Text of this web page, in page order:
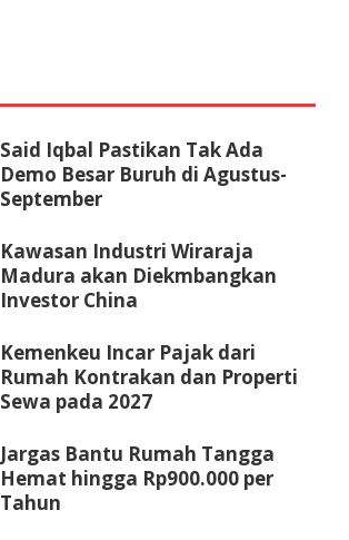
Said Iqbal Pastikan Tak Ada
Demo Besar Buruh di Agustus-
September
Kawasan Industri Wiraraja
Madura akan Diekmbangkan
Investor China
Kemenkeu Incar Pajak dari
Rumah Kontrakan dan Properti
Sewa pada 2027
Jargas Bantu Rumah Tangga
Hemat hingga Rp900.000 per
Tahun